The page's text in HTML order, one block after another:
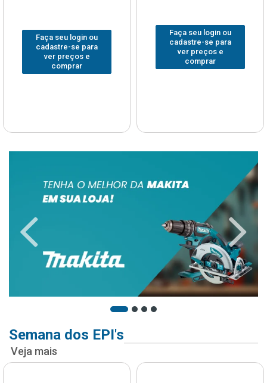
Faça seu login ou
cadastre-se para
ver preços e
comprar
Faça seu login ou
cadastre-se para
ver preços e
comprar
Semana dos EPI's
Veja mais